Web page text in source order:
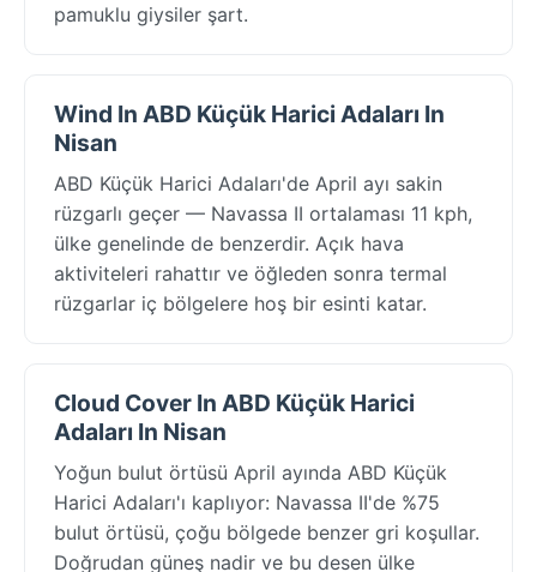
pamuklu giysiler şart.
Wind In ABD Küçük Harici Adaları In
Nisan
ABD Küçük Harici Adaları'de April ayı sakin
rüzgarlı geçer — Navassa II ortalaması 11 kph,
ülke genelinde de benzerdir. Açık hava
aktiviteleri rahattır ve öğleden sonra termal
rüzgarlar iç bölgelere hoş bir esinti katar.
Cloud Cover In ABD Küçük Harici
Adaları In Nisan
Yoğun bulut örtüsü April ayında ABD Küçük
Harici Adaları'ı kaplıyor: Navassa II'de %75
bulut örtüsü, çoğu bölgede benzer gri koşullar.
Doğrudan güneş nadir ve bu desen ülke